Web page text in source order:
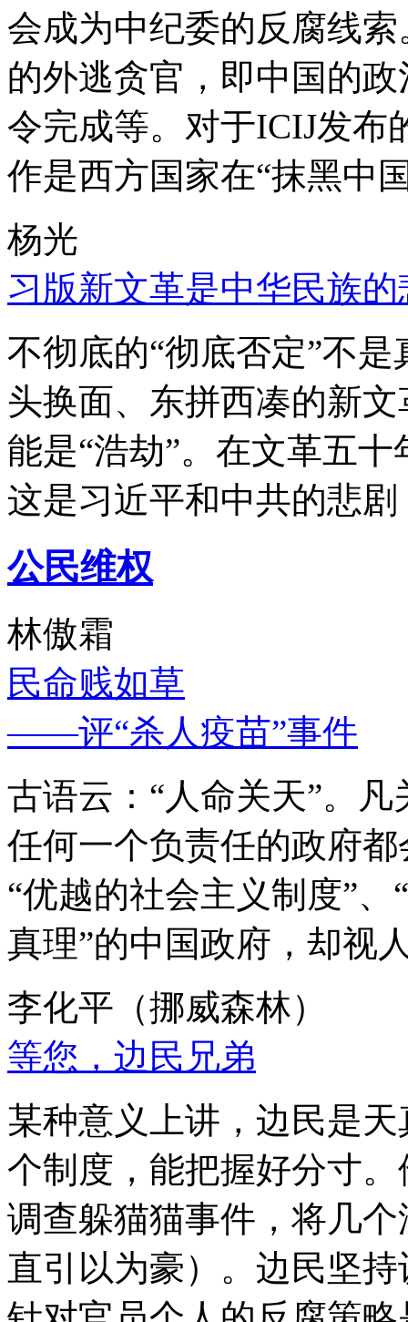
会成为中纪委的反腐线
的外逃贪官，即中国的
令完成等。对于ICIJ发布
作是西方国家在“抹黑中
杨光
习版新文革是中华民族的
不彻底的“彻底否定”不
头换面、东拼西凑的新
能是“浩劫”。在文革五
这是习近平和中共的悲
公民维权
林傲霜
民命贱如草
——评“杀人疫苗”事件
古语云：“人命关天”。
任何一个负责任的政府
“优越的社会主义制度”
真理”的中国政府，却视
李化平（挪威森林）
等您，边民兄弟
某种意义上讲，边民是
个制度，能把握好分寸
调查躲猫猫事件，将几
直引以为豪）。边民坚